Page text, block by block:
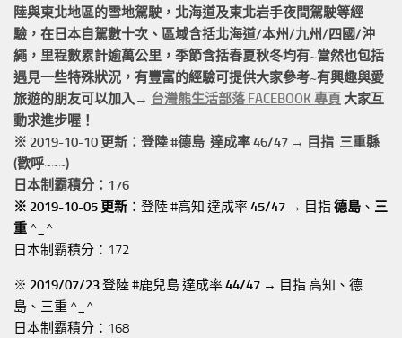
陸與東北地區的雪地駕駛 ，北海道及東北岩手夜間駕駛等經
驗，在日本自駕數十次、區域含括北海道/本州/九州/四國/沖
繩， 里程數累計逾萬公里 ，季節含括春夏秋冬均有~當然也包括
遇見一些特殊狀況，有豐富的經驗可提供大家參考~有興趣與愛
旅遊的朋友可以加入→ 台灣熊生活部落 FACEBOOK 專頁 大家互
動求進步喔！
※ 2019-10-10 更新：登陸 #德島 達成率 46/47 → 目指 三重縣
(歡呼~~~)
日本制霸積分：176
※ 2019-10-05 更新 ：登陸 #高知 達成率45/47 → 目指德島 、 三
重 ^_^
日本制霸積分：172
※ 2019/07/23登陸 #鹿兒島 達成率44/47 → 目指 高知、德
島、三重 ^_^
日本制霸積分：168